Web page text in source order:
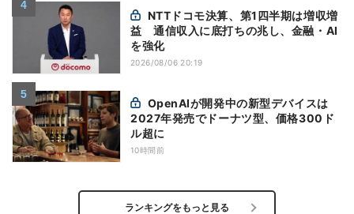
益 通信収入に底打ちの兆し、金融・AI
を強化
2026/08/06 20:19
2027年発売でドーナツ型、価格300ド
ル超に
10時間前
ランキングをもっと見る